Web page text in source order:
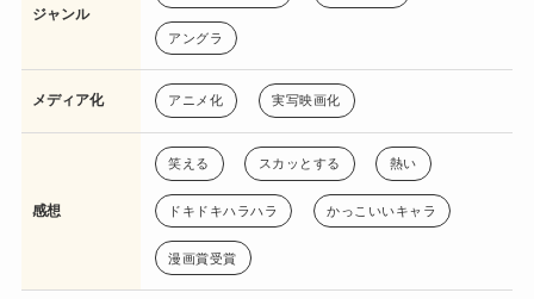
ジャンル
アングラ
メディア化 アニメ化 実写映画化
感想
笑える スカッとする 熱い
ドキドキハラハラ かっこいいキャラ
漫画賞受賞